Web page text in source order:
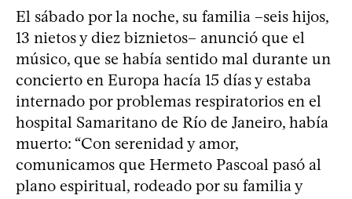
El sábado por la noche, su familia –seis hijos,
13 nietos y diez biznietos– anunció que el
músico, que se había sentido mal durante un
concierto en Europa hacía 15 días y estaba
internado por problemas respiratorios en el
hospital Samaritano de Río de Janeiro, había
muerto: “Con serenidad y amor,
comunicamos que Hermeto Pascoal pasó al
plano espiritual, rodeado por su familia y